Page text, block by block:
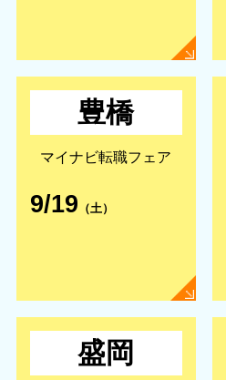
豊橋
マイナビ転職フェア
9/19 （土）
盛岡